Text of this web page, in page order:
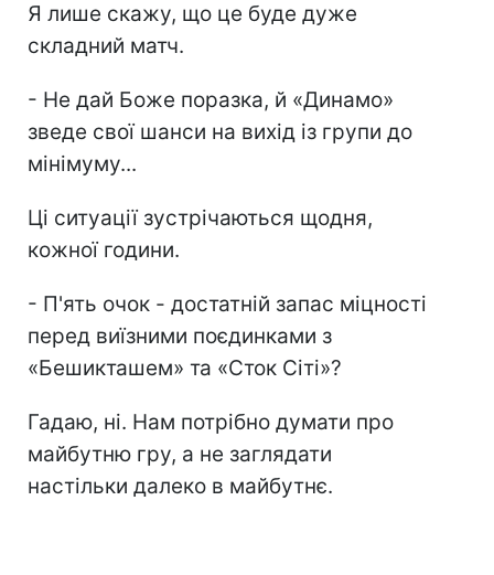
Я лише скажу, що це буде дуже
складний матч.
- Не дай Боже поразка, й «Динамо»
зведе свої шанси на вихід із групи до
мінімуму...
Ці ситуації зустрічаються щодня,
кожної години.
- П'ять очок - достатній запас міцності
перед виїзними поєдинками з
«Бешикташем» та «Сток Сіті»?
Гадаю, ні. Нам потрібно думати про
майбутню гру, а не заглядати
настільки далеко в майбутнє.